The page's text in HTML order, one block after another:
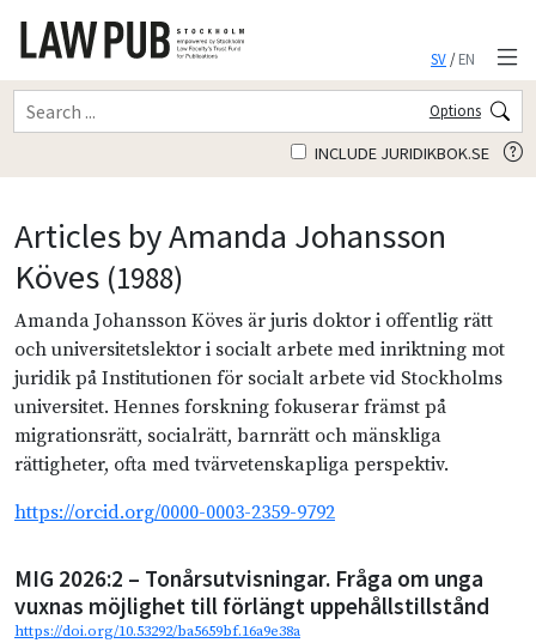
SV/EN
Options
INCLUDE JURIDIKBOK.SE
Articles by Amanda Johansson
Köves (1988)
Amanda Johansson Köves är juris doktor i offentlig rätt
och universitetslektor i socialt arbete med inriktning mot
juridik på Institutionen för socialt arbete vid Stockholms
universitet. Hennes forskning fokuserar främst på
migrationsrätt, socialrätt, barnrätt och mänskliga
rättigheter, ofta med tvärvetenskapliga perspektiv.
https://orcid.org/0000-0003-2359-9792
MIG 2026:2 – Tonårsutvisningar. Fråga om unga
vuxnas möjlighet till förlängt uppehållstillstånd
https://doi.org/10.53292/ba5659bf.16a9e38a